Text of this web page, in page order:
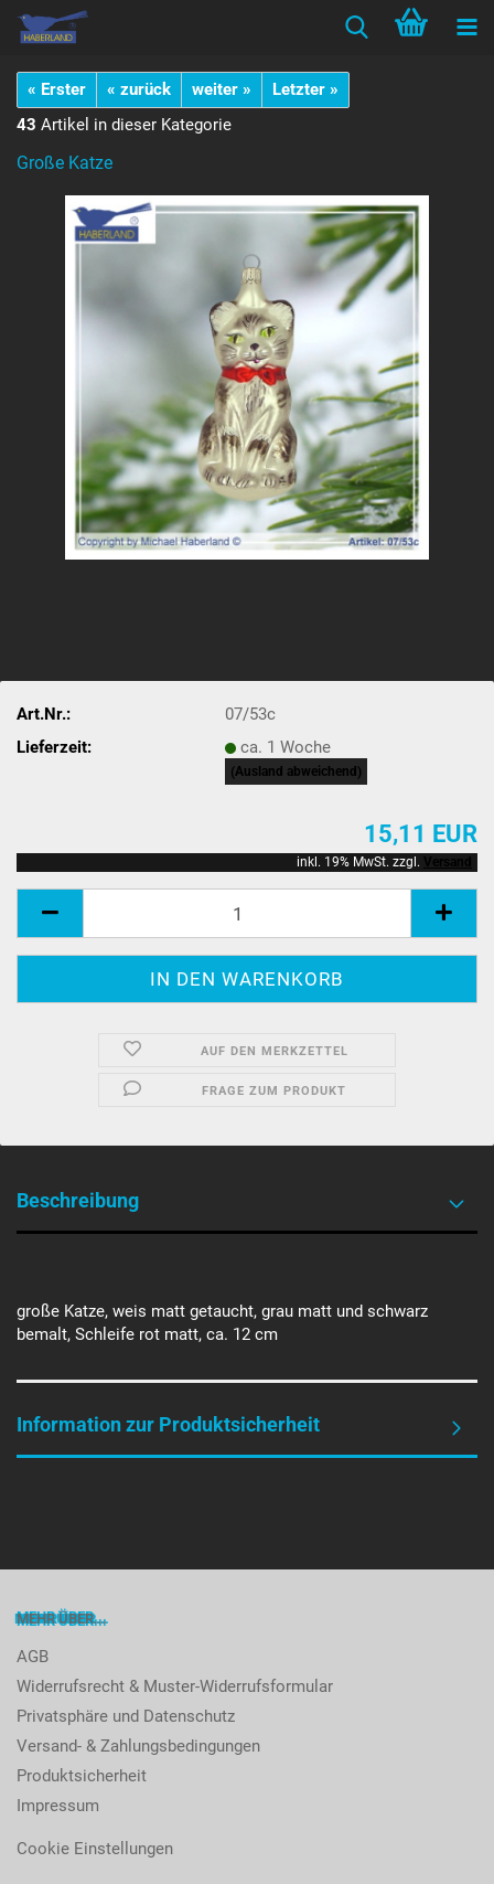
« Erster « zurück weiter »
Letzter »
43 Artikel in dieser Kategorie
Große Katze
Art.Nr.:
07/53c
Lieferzeit:
ca. 1 Woche
(Ausland abweichend)
15,11 EUR
inkl. 19% MwSt. zzgl. Versand
AUF DEN MERKZETTEL
FRAGE ZUM PRODUKT
Beschreibung
große Katze, weis matt getaucht, grau matt und schwarz
bemalt, Schleife rot matt, ca. 12 cm
Information zur Produktsicherheit
MEHR ÜBER...
AGB
Widerrufsrecht & Muster-Widerrufsformular
Privatsphäre und Datenschutz
Versand- & Zahlungsbedingungen
Produktsicherheit
Impressum
Cookie Einstellungen